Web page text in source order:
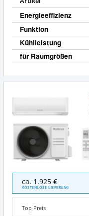
Energieeffizienz
Funktion
Kühlleistung
für Raumgrößen
Buderus
Logacool
AC186i.3
ca. 1.925 €
KOSTENLOSE LIEFERUNG
Top Preis